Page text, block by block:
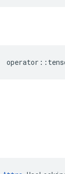
operator ::